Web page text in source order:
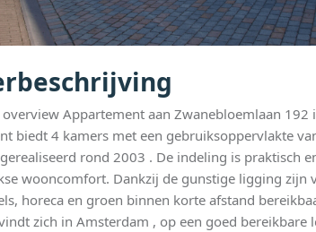
Appartement aan Zwanebloemlaan 192
biedt 4 kamers met een gebruiksoppervlakte
rond 2003 . De indeling is praktisch
wooncomfort. Dankzij de gunstige ligging zijn
horeca en groen binnen korte afstand
zich in Amsterdam , op een goed bereikbare